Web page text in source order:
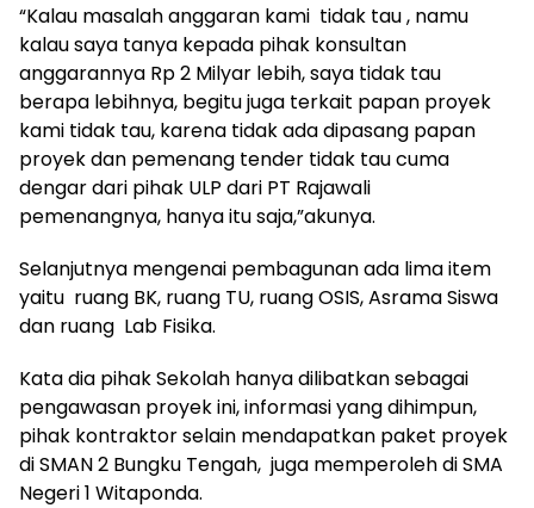
“Kalau masalah anggaran kami tidak tau , namu
kalau saya tanya kepada pihak konsultan
anggarannya Rp 2 Milyar lebih, saya tidak tau
berapa lebihnya, begitu juga terkait papan proyek
kami tidak tau, karena tidak ada dipasang papan
proyek dan pemenang tender tidak tau cuma
dengar dari pihak ULP dari PT Rajawali
pemenangnya, hanya itu saja,”akunya.
Selanjutnya mengenai pembagunan ada lima item
yaitu ruang BK, ruang TU, ruang OSIS, Asrama Siswa
dan ruang Lab Fisika.
Kata dia pihak Sekolah hanya dilibatkan sebagai
pengawasan proyek ini, informasi yang dihimpun,
pihak kontraktor selain mendapatkan paket proyek
di SMAN 2 Bungku Tengah, juga memperoleh di SMA
Negeri 1 Witaponda.